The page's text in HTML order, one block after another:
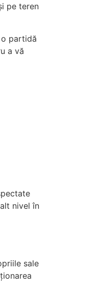
pe teren
partidă
a vă
nivel în
sale